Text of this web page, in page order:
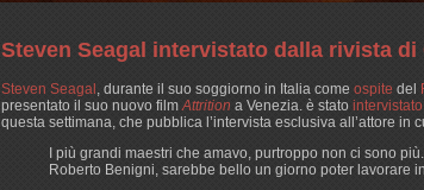
Steven Seagal intervistato dalla rivista di
Steven Seagal, durante il suo soggiorno in Italia come ospite del
presentato il suo nuovo filmAttrition a Venezia. è stato intervistato
questa settimana, che pubblica l’intervista esclusiva all’attore in
I più grandi maestri che amavo, purtroppo non ci sono
Roberto Benigni, sarebbe bello un giorno poter lavorare